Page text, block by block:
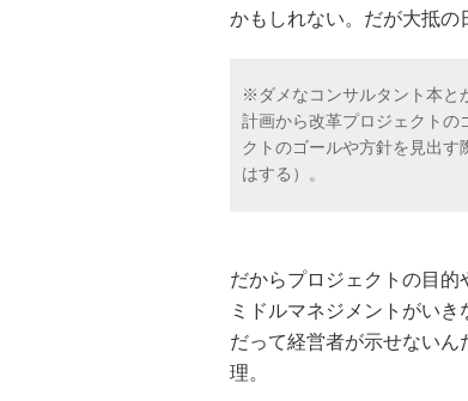
かもしれない。だが大抵の
※ダメなコンサルタント本と
計画から改革プロジェクトの
クトのゴールや方針を見出す
はする）。
だからプロジェクトの目的
ミドルマネジメントがいき
だって経営者が示せない
理。